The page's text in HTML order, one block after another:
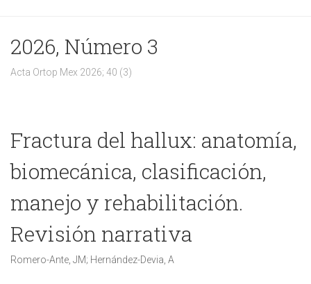
2026, Número 3
Acta Ortop Mex 2026; 40 (3)
Fractura del hallux: anatomía,
biomecánica, clasificación,
manejo y rehabilitación.
Revisión narrativa
Romero-Ante, JM; Hernández-Devia, A